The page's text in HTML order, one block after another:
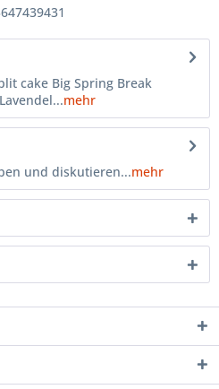
cake Big Spring Break
mehr
und diskutieren...mehr